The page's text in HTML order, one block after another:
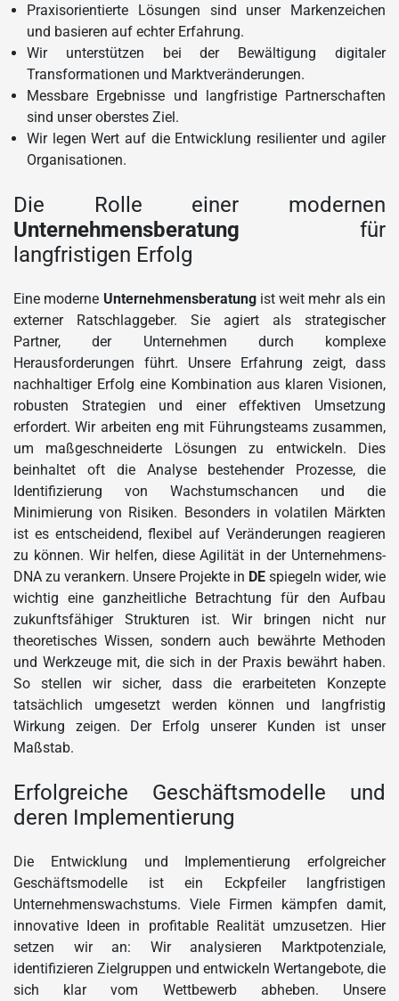
Praxisorientierte Lösungen sind unser Markenzeichen
und basieren auf echter Erfahrung.
Wir unterstützen bei der Bewältigung digitaler
Transformationen und Marktveränderungen.
Messbare Ergebnisse und langfristige Partnerschaften
sind unser oberstes Ziel.
Wir legen Wert auf die Entwicklung resilienter und agiler
Organisationen.
Die Rolle einer modernen
Unternehmensberatung für
langfristigen Erfolg
Eine moderne Unternehmensberatungist weit mehr als ein
externer Ratschlaggeber. Sie agiert als strategischer
Partner, der Unternehmen durch komplexe
Herausforderungen führt. Unsere Erfahrung zeigt, dass
nachhaltiger Erfolg eine Kombination aus klaren Visionen,
robusten Strategien und einer effektiven Umsetzung
erfordert. Wir arbeiten eng mit Führungsteams zusammen,
um maßgeschneiderte Lösungen zu entwickeln. Dies
beinhaltet oft die Analyse bestehender Prozesse, die
Identifizierung von Wachstumschancen und die
Minimierung von Risiken. Besonders in volatilen Märkten
ist es entscheidend, flexibel auf Veränderungen reagieren
zu können. Wir helfen, diese Agilität in der Unternehmens-
DNA zu verankern. Unsere Projekte in DE spiegeln wider, wie
wichtig eine ganzheitliche Betrachtung für den Aufbau
zukunftsfähiger Strukturen ist. Wir bringen nicht nur
theoretisches Wissen, sondern auch bewährte Methoden
und Werkzeuge mit, die sich in der Praxis bewährt haben.
So stellen wir sicher, dass die erarbeiteten Konzepte
tatsächlich umgesetzt werden können und langfristig
Wirkung zeigen. Der Erfolg unserer Kunden ist unser
Maßstab.
Erfolgreiche Geschäftsmodelle und
deren Implementierung
Die Entwicklung und Implementierung erfolgreicher
Geschäftsmodelle ist ein Eckpfeiler langfristigen
Unternehmenswachstums. Viele Firmen kämpfen damit,
innovative Ideen in profitable Realität umzusetzen. Hier
setzen wir an: Wir analysieren Marktpotenziale,
identifizieren Zielgruppen und entwickeln Wertangebote, die
sich klar vom Wettbewerb abheben. Unsere